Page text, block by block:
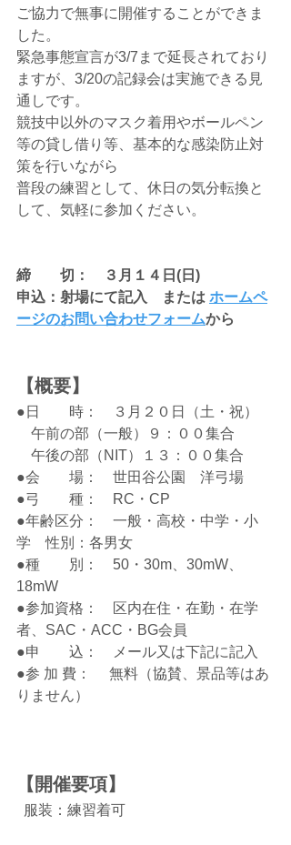
ご協力で無事に開催することができま
した。
緊急事態宣言が3/7まで延長されており
ますが、3/20の記録会は実施できる見
通しです。
競技中以外のマスク着用やボールペン
等の貸し借り等、基本的な感染防止対
策を行いながら
普段の練習として、休日の気分転換と
して、気軽に参加ください。
締　　切：　３月１４日(日)
申込：射場にて記入　または ホームペ
ージのお問い合わせフォームから
【概要】
●日　　時：　３月２０日（土・祝）
午前の部（一般）９：００集合
午後の部（NIT）１３：００集合
●会　　場：　世田谷公園　洋弓場
●弓　　種：　RC・CP
●年齢区分：　一般・高校・中学・小
学　性別：各男女
●種　　別：　50・30m、30mW、
18mW
●参加資格：　区内在住・在勤・在学
者、SAC・ACC・BG会員
●申　　込：　メール又は下記に記入
●参 加 費： 　無料（協賛、景品等はあ
りません）
【開催要項】
  服装：練習着可